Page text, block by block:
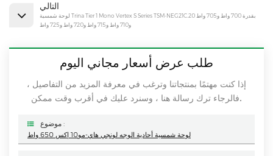
التالي
لوحة شمسية Trina Tier 1 Mono Vertex S Series TSM-NEG21C.20 بقدرة 700 واط و705 واط
و710 واط و715 واط و720 واط و725 واط
طلب عرض أسعار مجاني اليوم
إذا كنت مهتمًا بمنتجاتنا وترغب في معرفة المزيد من التفاصيل ،
فالرجاء ترك رسالة هنا ، وسنرد عليك في أقرب وقت ممكن.
موضوع :
لوحة شمسية أحادية الوجه لونجي هاي-مو10 إكس 650 واط